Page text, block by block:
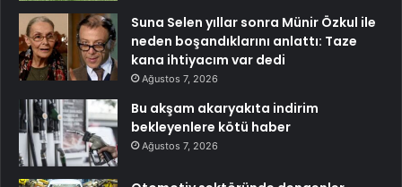
Suna Selen yıllar sonra Münir Özkul ile
neden boşandıklarını anlattı: Taze
kana ihtiyacım var dedi
Ağustos 7, 2026
Bu akşam akaryakıta indirim
bekleyenlere kötü haber
Ağustos 7, 2026